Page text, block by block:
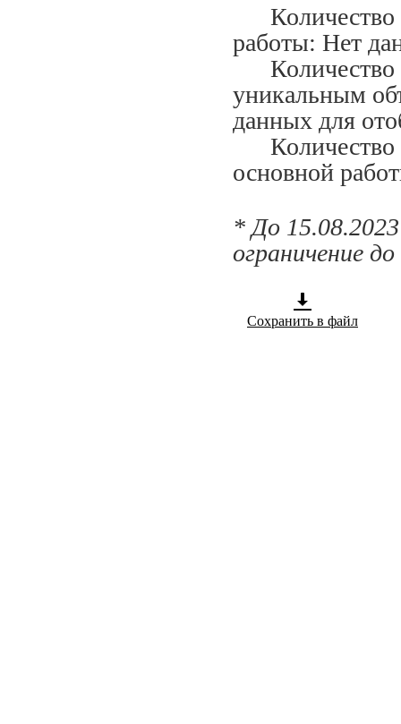
Количество
работы: Нет
Количество
уникальным
данных для
Количество
основной
* До
ограничение
Сохранить в файл